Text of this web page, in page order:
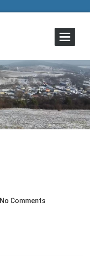
Toggle
No Comments